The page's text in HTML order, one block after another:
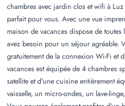
chambres avec jardin clos et wifi à
parfait pour vous. Avec une vue
maison de vacances dispose de
avez besoin pour un séjour agréable.
gratuitement de la connexion Wi-Fi et
vacances est équipée de 4 chambres
satellite et d'une cuisine entièrement
vaisselle, un micro-ondes, un lave-